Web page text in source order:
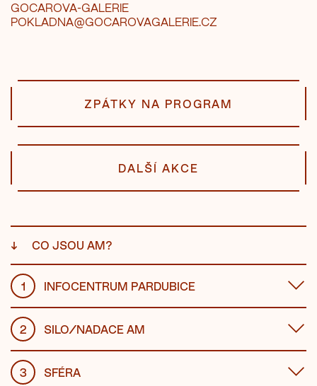
GOCAROVA-GALERIE
POKLADNA@GOCAROVAGALERIE.CZ
ZPÁTKY NA PROGRAM
DALŠÍ AKCE
↓ CO JSOU AM?
1 INFOCENTRUM PARDUBICE
2 SILO/NADACE AM
3 SFÉRA